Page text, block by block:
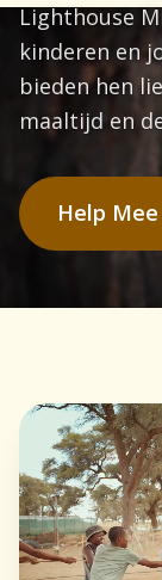
Lighthouse
kinderen en
bieden hen
maaltijd en
Help Mee